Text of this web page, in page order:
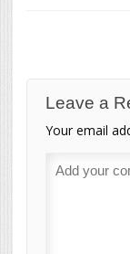
Leave a
Your email